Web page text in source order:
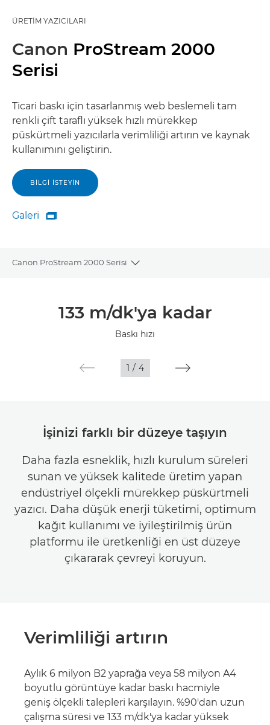
ÜRETIM YAZICILARI
Canon ProStream 2000
Serisi
Ticari baskı için tasarlanmış web beslemeli tam
renkli çift taraflı yüksek hızlı mürekkep
püskürtmeli yazıcılarla verimliliği artırın ve kaynak
kullanımını geliştirin.
BILGI ISTEYIN
Galeri
Galeri

Canon ProStream 2000 Serisi
Toggle breadcrumbs
133 m/dk'ya kadar
Baskı hızı
1 / 4
İşinizi farklı bir düzeye taşıyın
Daha fazla esneklik, hızlı kurulum süreleri
sunan ve yüksek kalitede üretim yapan
endüstriyel ölçekli mürekkep püskürtmeli
yazıcı. Daha düşük enerji tüketimi, optimum
kağıt kullanımı ve iyileştirilmiş ürün
platformu ile üretkenliği en üst düzeye
çıkararak çevreyi koruyun.
Verimliliği artırın
Aylık 6 milyon B2 yaprağa veya 58 milyon A4
boyutlu görüntüye kadar baskı hacmiyle
geniş ölçekli talepleri karşılayın. %90'dan uzun
çalışma süresi ve 133 m/dk'ya kadar yüksek